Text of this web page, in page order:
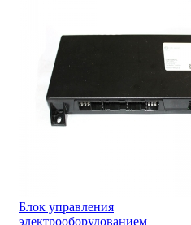
Блок управления
электрооборудованием